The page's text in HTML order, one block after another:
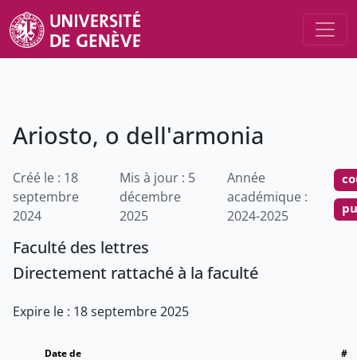
Ariosto, o dell'armonia
Créé le : 18
septembre
2024
Mis à jour : 5
décembre
2025
Année
académique :
2024-2025
Faculté des lettres
Directement rattaché à la faculté
Expire le : 18 septembre 2025
Date de
#